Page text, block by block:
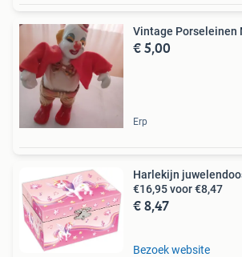
Vintage Porseleinen
€ 5,00
Erp
Harlekijn juwelendoos
€16,95 voor €8,47
€ 8,47
Bezoek website